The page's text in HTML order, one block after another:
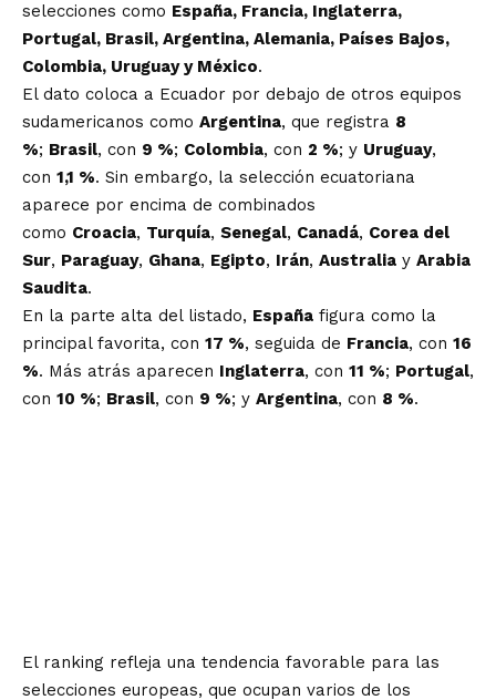
selecciones como España, Francia, Inglaterra,
Portugal, Brasil, Argentina, Alemania, Países Bajos,
Colombia, Uruguay y México.
El dato coloca a Ecuador por debajo de otros equipos
sudamericanos como Argentina, que registra 8
%; Brasil, con 9 %; Colombia, con 2 %; y Uruguay,
con 1,1 %. Sin embargo, la selección ecuatoriana
aparece por encima de combinados
como Croacia, Turquía, Senegal, Canadá, Corea del
Sur, Paraguay, Ghana, Egipto, Irán, Australia y Arabia
Saudita.
En la parte alta del listado, España figura como la
principal favorita, con 17 %, seguida de Francia, con 16
%. Más atrás aparecen Inglaterra, con 11 %; Portugal,
con 10 %; Brasil, con 9 %; y Argentina, con 8 %.
El ranking refleja una tendencia favorable para las
selecciones europeas, que ocupan varios de los